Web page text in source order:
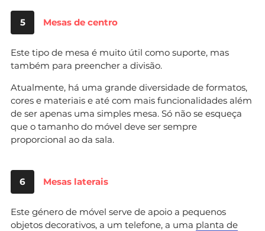
5 Mesas de centro
Este tipo de mesa é muito útil como suporte, mas
também para preencher a divisão.
Atualmente, há uma grande diversidade de formatos,
cores e materiais e até com mais funcionalidades além
de ser apenas uma simples mesa. Só não se esqueça
que o tamanho do móvel deve ser sempre
proporcional ao da sala.
6 Mesas laterais
Este género de móvel serve de apoio a pequenos
objetos decorativos, a um telefone, a uma planta de